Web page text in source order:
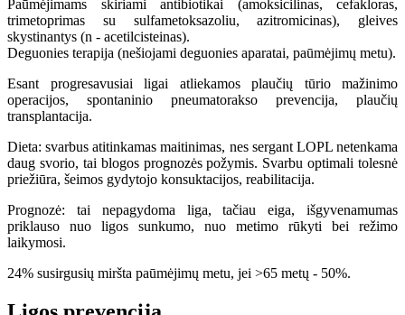
Paūmėjimams skiriami antibiotikai (amoksicilinas, cefakloras,
trimetoprimas su sulfametoksazoliu, azitromicinas), gleives
skystinantys (n - acetilcisteinas).
Deguonies terapija (nešiojami deguonies aparatai, paūmėjimų metu).
Esant progresavusiai ligai atliekamos plaučių tūrio mažinimo
operacijos, spontaninio pneumatorakso prevencija, plaučių
transplantacija.
Dieta: svarbus atitinkamas maitinimas, nes sergant LOPL netenkama
daug svorio, tai blogos prognozės požymis. Svarbu optimali tolesnė
priežiūra, šeimos gydytojo konsuktacijos, reabilitacija.
Prognozė: tai nepagydoma liga, tačiau eiga, išgyvenamumas
priklauso nuo ligos sunkumo, nuo metimo rūkyti bei režimo
laikymosi.
24% susirgusių miršta paūmėjimų metu, jei >65 metų - 50%.